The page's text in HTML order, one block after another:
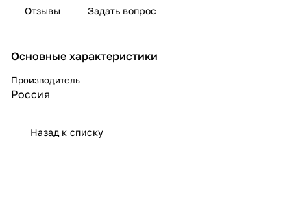
Отзывы Задать вопрос
Основные характеристики
Производитель
Россия
Назад к списку